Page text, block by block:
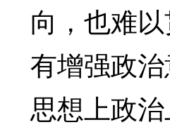
向，也难
有增强政
思想上政